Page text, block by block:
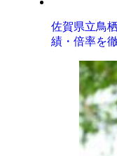
佐賀県立鳥
績・倍率を